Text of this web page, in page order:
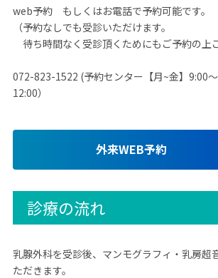
web予約 もしくはお電話で予約可能です。
（予約なしでも受診いただけます。
待ち時間なく受診頂くためにもご予約の上
072-823-1522 (予約センター【月~金】9:00
12:00）
外来WEB予約
診療の流れ
乳腺外科を受診後、マンモグラフィ・乳房超
ただきます。